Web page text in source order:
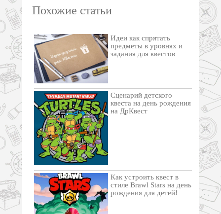
Похожие статьи
Идеи как спрятать
предметы в уровнях и
задания для квестов
Сценарий детского
квеста на день рождения
на ДрКвест
Как устроить квест в
стиле Brawl Stars на день
рождения для детей!